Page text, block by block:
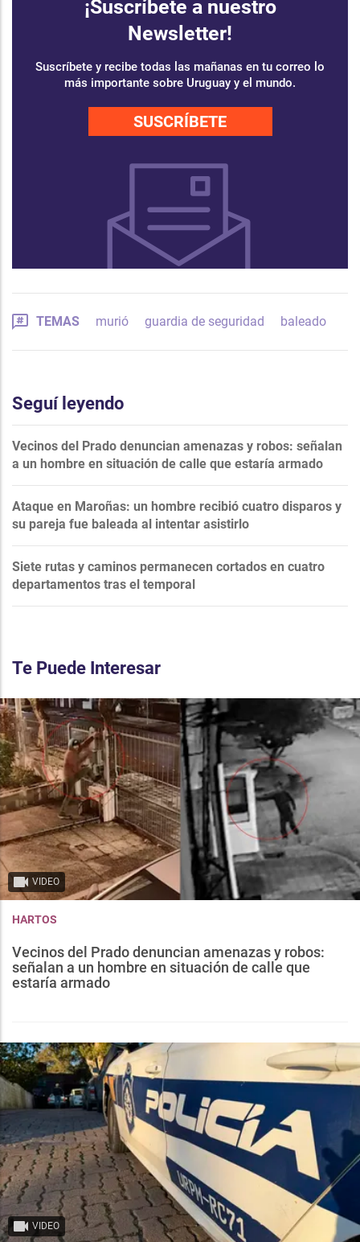
¡Suscríbete a nuestro
Newsletter!
Suscríbete y recibe todas las mañanas en tu correo lo
más importante sobre Uruguay y el mundo.
SUSCRÍBETE
TEMAS murió guardia de seguridad baleado
Seguí leyendo
Vecinos del Prado denuncian amenazas y robos: señalan
a un hombre en situación de calle que estaría armado
Ataque en Maroñas: un hombre recibió cuatro disparos y
su pareja fue baleada al intentar asistirlo
Siete rutas y caminos permanecen cortados en cuatro
departamentos tras el temporal
Te Puede Interesar
VIDEO
HARTOS
Vecinos del Prado denuncian amenazas y robos:
señalan a un hombre en situación de calle que
estaría armado
VIDEO